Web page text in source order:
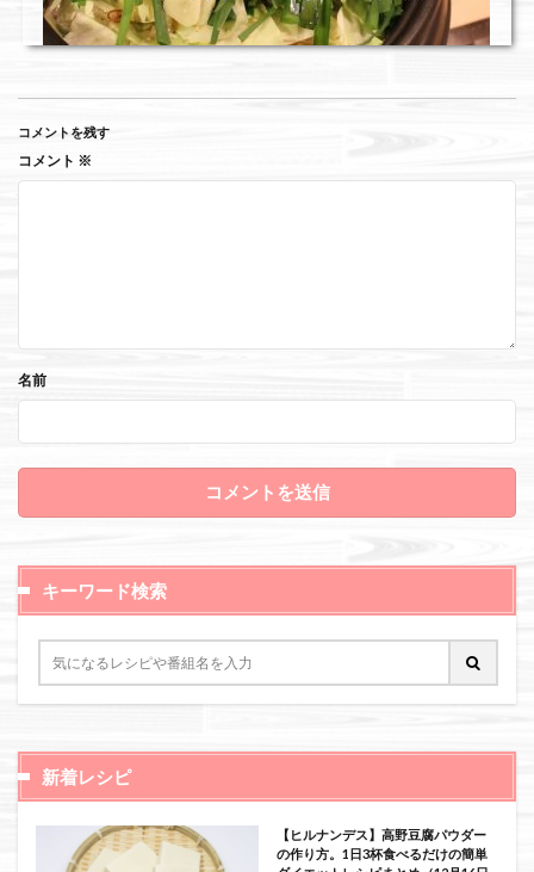
コメントを残す
コメント ※
名前
キーワード検索
新着レシピ
【ヒルナンデス】高野豆腐パウダー
の作り方。1日3杯食べるだけの簡単